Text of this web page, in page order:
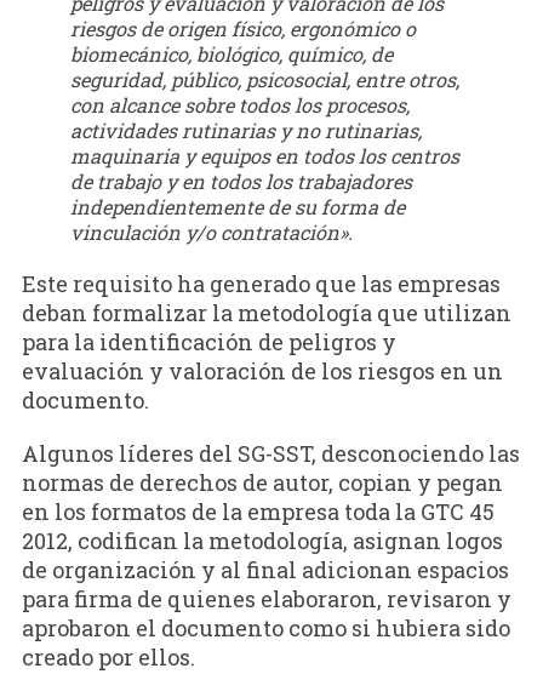
riesgos de origen físico, ergonómico o
biomecánico, biológico, químico, de
seguridad, público, psicosocial, entre otros,
con alcance sobre todos los procesos,
actividades rutinarias y no rutinarias,
maquinaria y equipos en todos los centros
de trabajo y en todos los trabajadores
independientemente de su forma de
vinculación y/o contratación».
Este requisito ha generado que las empresas
deban formalizar la metodología que utilizan
para la identificación de peligros y
evaluación y valoración de los riesgos en un
documento.
Algunos líderes del SG-SST, desconociendo las
normas de derechos de autor, copian y pegan
en los formatos de la empresa toda la GTC 45
2012, codifican la metodología, asignan logos
de organización y al final adicionan espacios
para firma de quienes elaboraron, revisaron y
aprobaron el documento como si hubiera sido
creado por ellos.